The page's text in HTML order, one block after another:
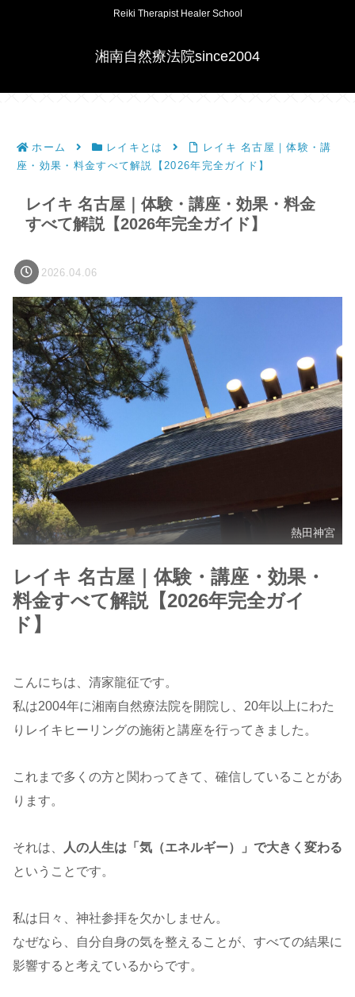
Reiki Therapist Healer School
湘南自然療法院since2004
ホーム レイキとは
レイキ 名古屋｜体験・講
座・効果・料金すべて解説【2026年完全ガイド】
レイキ 名古屋｜体験・講座・効果・料金
すべて解説【2026年完全ガイド】
2026.04.06
熱田神宮
レイキ 名古屋｜体験・講座・効果・
料金すべて解説【2026年完全ガイ
ド】
こんにちは、清家龍征です。
私は2004年に湘南自然療法院を開院し、20年以上にわた
りレイキヒーリングの施術と講座を行ってきました。
これまで多くの方と関わってきて、確信していることがあ
ります。
それは、
人の人生は「気（エネルギー）」で大きく変わる
ということです。
私は日々、神社参拝を欠かしません。
なぜなら、自分自身の気を整えることが、すべての結果に
影響すると考えているからです。